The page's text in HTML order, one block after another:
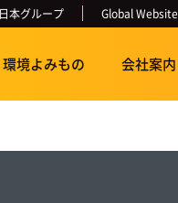
本グループ Global Website
環境よみもの 会社案内